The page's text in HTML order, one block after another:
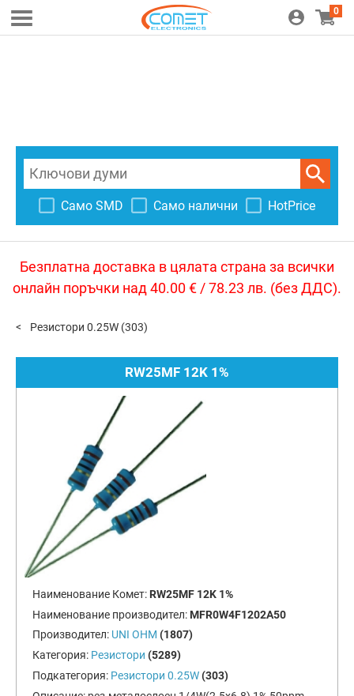
0
Само SMD Само налични HotPrice
Безплатна доставка в цялата страна за всички
онлайн поръчки над 40.00 € / 78.23 лв. (без ДДС).
Резистори 0.25W (303)
RW25MF 12K 1%
Наименование Комет: RW25MF 12K 1%
Наименование производител: MFR0W4F1202A50
Производител: UNI OHM (1807)
Категория: Резистори (5289)
Подкатегория: Резистори 0.25W (303)